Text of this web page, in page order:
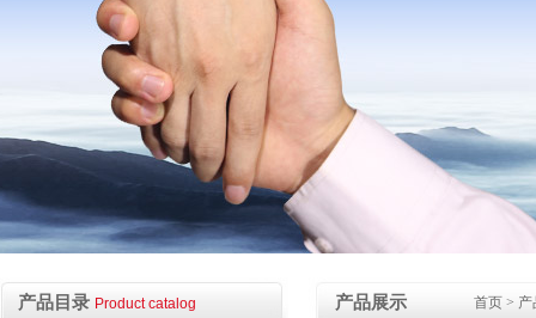
产品目录 Product catalog 产品展示 首页 > 产